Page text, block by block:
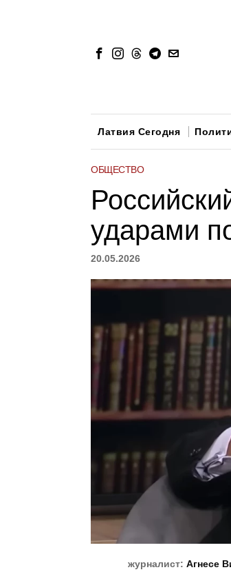
Латвия Сегодня
ОБЩЕСТВО
ударами
20.05.2026
журналист: Агнесе